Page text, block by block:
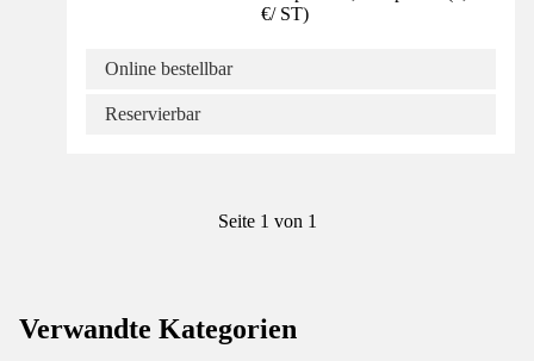
€/ ST)
Online bestellbar
Reservierbar
Seite 1 von 1
Verwandte Kategorien